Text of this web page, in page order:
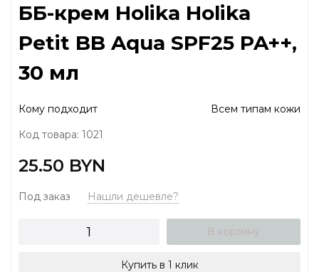
ББ-крем Holika Holika
Petit BB Aqua SPF25 PA++,
30 мл
Кому подходит
Всем типам кожи
Код товара: 1021
25.50 BYN
Под заказ Нашли дешевле?
В корзину
Купить в 1 клик